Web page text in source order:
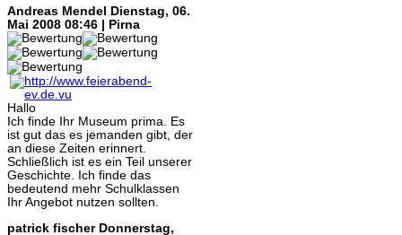
Andreas Mendel
Dienstag, 06.
Mai 2008 08:46 | Pirna
Hallo
Ich finde Ihr Museum prima. Es
ist gut das es jemanden gibt, der
an diese Zeiten erinnert.
Schließlich ist es ein Teil unserer
Geschichte. Ich finde das
bedeutend mehr Schulklassen
Ihr Angebot nutzen sollten.
patrick fischer Donnerstag,